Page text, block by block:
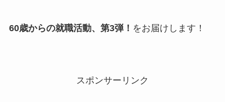
60歳からの就職活動、第3弾！ をお届けします！
スポンサーリンク